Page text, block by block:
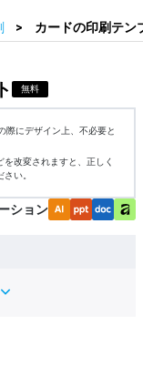
カードの印刷テン
無料
際にデザイン上、不必要と
改変されますと、正しく
い。
ション